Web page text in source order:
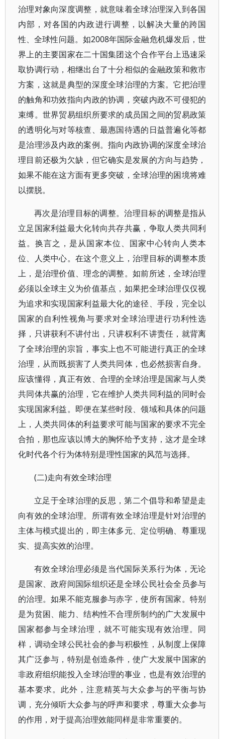
治理对象向深度调整，就意味着全球治理深入到各国
内部，对各国的内政进行调整，以解决大量的跨国
性、全球性问题。如2008年国际金融危机爆发后，世
界上的主要国家在二十国集团这个合作平台上迅速采
取协调行动，相继出台了十分相似的金融政策和救市
方案，这就是典型的深度全球治理的方案。它把治理
的触角和功效指向内政的协调，突破内政不可侵犯的
束缚。世界贸易组织所要求的成员国之间的贸易政策
的透明化与对等核查、最惠国待遇的日益普遍化等都
是治理涉及内政的案例。指向内政协调的深度全球治
理目前还极为欠缺，但它确实是发展的方向与趋势，
如果不能在这方面有更多突破，全球治理的困境将难
以摆脱。
再次是治理目标的调整。治理目标的调整是指从
立足国家利益最大化转向共存共赢，争取人类共同利
益。换言之，是从国家本位、国家中心转向人类本
位、人类中心。在这个意义上，治理目标的调整本质
上，是治理价值、理念的调整。如前所述，全球治理
必须以全球主义为价值基点，如果把全球治理仅仅视
为追求和实现国家利益最大化的途径、手段，完全以
国家的自利性视角与要求对全球治理进行功利性选
择，只讲获利不讲付出，只讲权利不讲责任，就背离
了全球治理的宗旨，事实上也不可能进行真正的全球
治理，从而既损害了人类共同体，也必然损害自身。
应该懂得，真正有效、合理的全球治理是国家与人类
共同体共赢的治理，它在维护人类共同利益的同时会
实现国家利益。即便在某些时段、领域和具体的问题
上，人类共同体的利益要求可能与国家的要求不完全
合拍，那也应该以博大的胸怀给予支持，这才是全球
化时代各个行为体特别是理性国家的风范与选择。
(二)走向有效全球治理
立足于全球治理的反思，第二个倡导和希望是走
向有效的全球治理。所谓有效全球治理是针对治理的
主体与模式提出的，即主体多元、定位明确、尊重现
实、提高实效的治理。
有效全球治理必须是当代国际关系行为体，无论
是国家、政府间国际组织还是全球公民社会全员参与
的治理。如果不能克服参与赤字，使所有国家。特别
是为贫困、能力、结构性不合理所制约的广大发展中
国家都参与全球治理，就不可能实现有效治理。同
样，调动全球公民社会的参与积极性，从制度上保障
其广泛参与，特别是创造条件，使广大发展中国家的
非政府组织能投入全球治理的事业，也是有效治理的
基本要求。此外，注意精英与大众参与的平衡与协
调，充分倾听大众参与的呼声和要求，尊重大众参与
的作用，对于提高治理效能同样是非常重要的。